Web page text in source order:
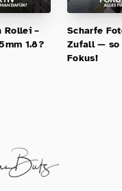
Rollei –
1.8?
Scharfe
Zufall — so
Fokus!